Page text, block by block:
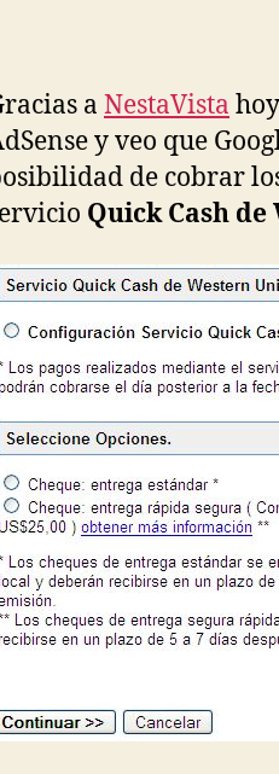
a NestaVista
y veo que
de cobrar
Quick Cash